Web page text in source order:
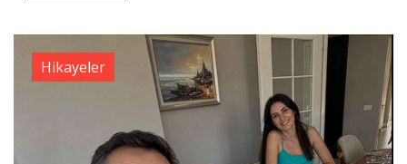
Hikayeler